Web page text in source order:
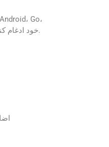
Python و سایر پلتفرم‌ها در خط تولید CI/CD خود ادغام کنید. این به شما امکان می‌دهد تا تبدیل اسناد را به طور خودکار در طول مراحل ساخت، استقرار یا پس از پردازش آغاز کنید.